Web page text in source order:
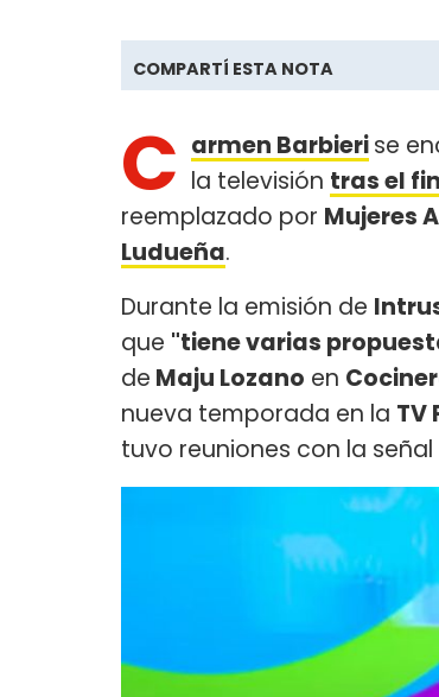
COMPARTÍ ESTA NOTA
C armen Barbierise
la televisión tras el
reemplazado por Mujeres
Ludueña.
Durante la emisión de
que "tiene varias
de Maju Lozano en
nueva temporada en la TV
tuvo reuniones con la señal